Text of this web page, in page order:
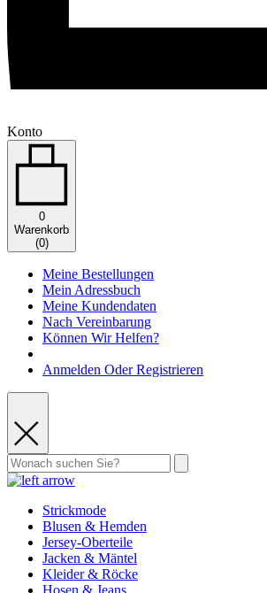
Konto
0
Warenkorb
(0)
Meine Bestellungen
Mein Adressbuch
Meine Kundendaten
Nach Vereinbarung
Können Wir Helfen?
Anmelden Oder Registrieren
Strickmode
Blusen & Hemden
Jersey-Oberteile
Jacken & Mäntel
Kleider & Röcke